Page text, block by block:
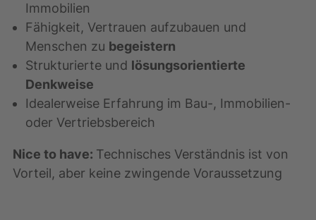
Immobilien
Fähigkeit, Vertrauen aufzubauen und
Menschen zu begeistern
Strukturierte und lösungsorientierte
Denkweise
Idealerweise Erfahrung im Bau-, Immobilien-
oder Vertriebsbereich
Nice to have: Technisches Verständnis ist von
Vorteil, aber keine zwingende Voraussetzung